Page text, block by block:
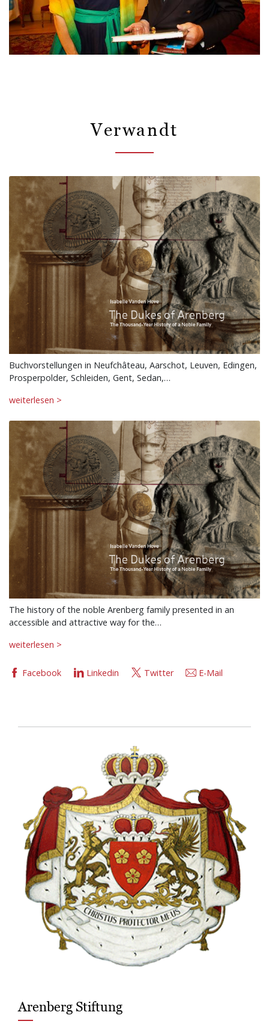
Verwandt
Buchvorstellungen in Neufchâteau, Aarschot, Leuven, Edingen,
Prosperpolder, Schleiden, Gent, Sedan,…
weiterlesen >
The history of the noble Arenberg family presented in an
accessible and attractive way for the…
weiterlesen >
Facebook Linkedin Twitter E-Mail
Arenberg Stiftung